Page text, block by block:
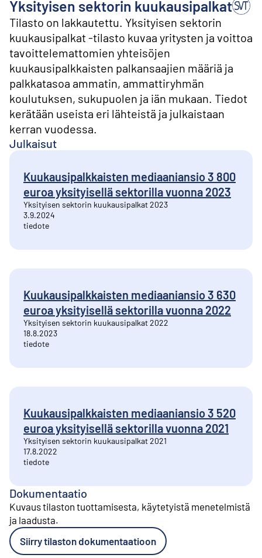
Yksityisen sektorin kuukausipalkat
Tilasto on lakkautettu. Yksityisen sektorin
kuukausipalkat -tilasto kuvaa yritysten ja voittoa
tavoittelemattomien yhteisöjen
kuukausipalkkaisten palkansaajien määriä ja
palkkatasoa ammatin, ammattiryhmän
koulutuksen, sukupuolen ja iän mukaan. Tiedot
kerätään useista eri lähteistä ja julkaistaan
kerran vuodessa.
Julkaisut
Kuukausipalkkaisten mediaaniansio 3 800
euroa yksityisellä sektorilla vuonna 2023
Yksityisen sektorin kuukausipalkat 2023
3.9.2024
tiedote
Kuukausipalkkaisten mediaaniansio 3 630
euroa yksityisellä sektorilla vuonna 2022
Yksityisen sektorin kuukausipalkat 2022
18.8.2023
tiedote
Kuukausipalkkaisten mediaaniansio 3 520
euroa yksityisellä sektorilla vuonna 2021
Yksityisen sektorin kuukausipalkat 2021
17.8.2022
tiedote
Dokumentaatio
Kuvaus tilaston tuottamisesta, käytetyistä menetelmistä
ja laadusta.
Siirry tilaston dokumentaatioon